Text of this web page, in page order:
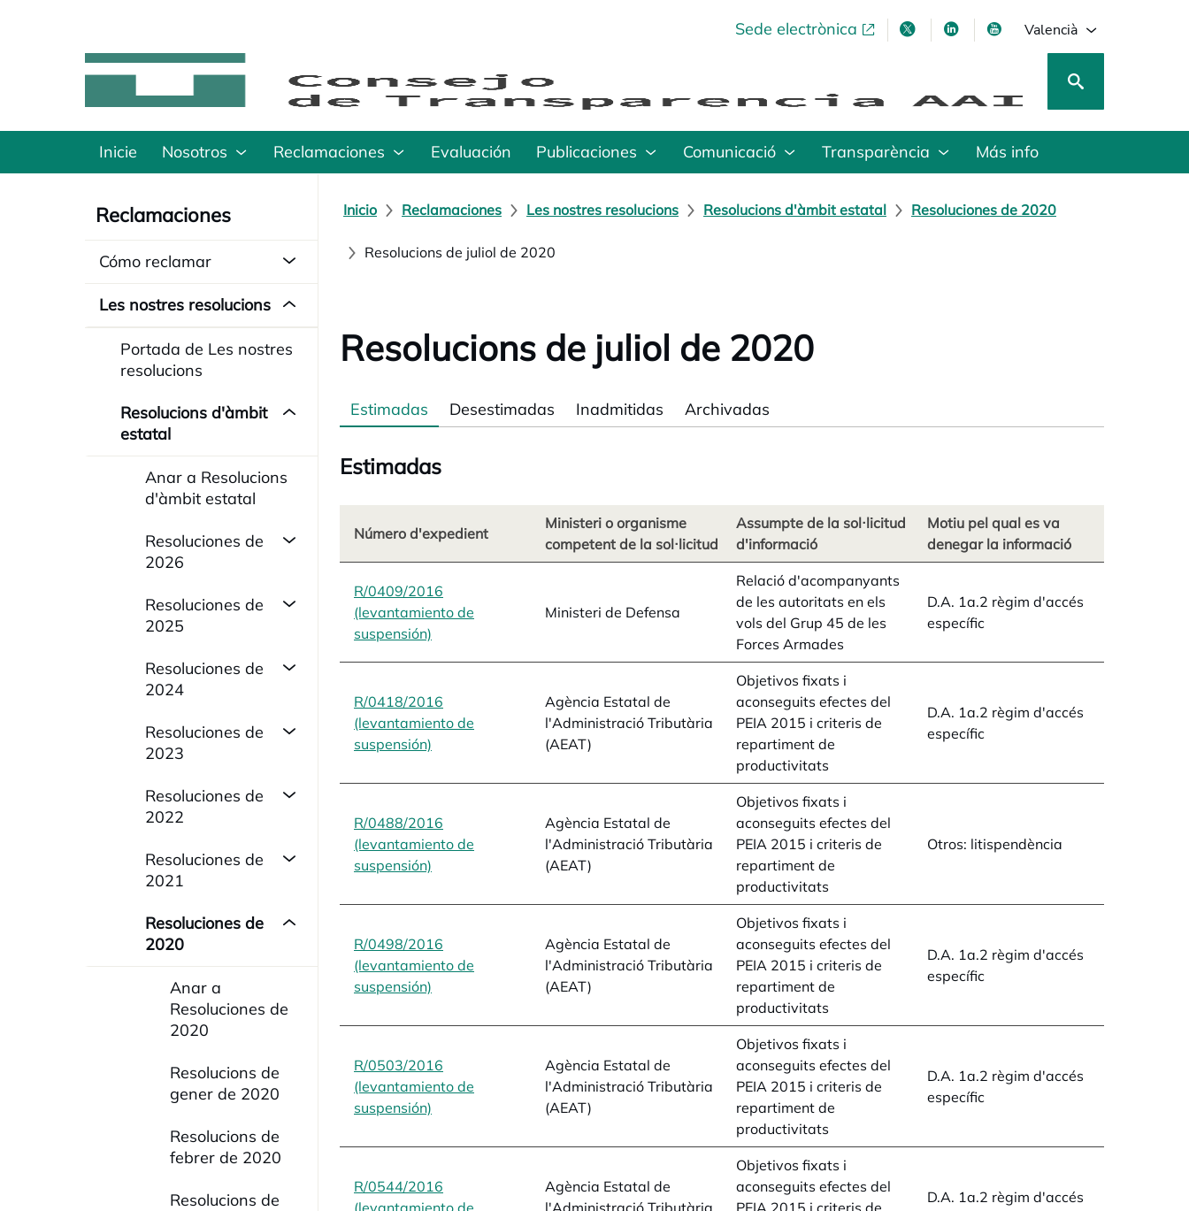
Sede electrònicaopens in a new tabopens in a new tab
opens in a new tab
opens in a new tab
Valencià
Inicie Nosotros Reclamaciones Evaluación Publicaciones Comunicació Transparència Más info
Reclamaciones
Cómo reclamar
Les nostres resolucions
Portada de Les nostres
resolucions
Resolucions d'àmbit
estatal
Anar a Resolucions
d'àmbit estatal
Resoluciones de
2026
Resoluciones de
2025
Resoluciones de
2024
Resoluciones de
2023
Resoluciones de
2022
Resoluciones de
2021
Resoluciones de
2020
Anar a
Resoluciones de
2020
Resolucions de
gener de 2020
Resolucions de
febrer de 2020
Resolucions de
Inicio Reclamaciones Les nostres resolucions Resolucions d'àmbit estatal Resoluciones de 2020
Resolucions de juliol de 2020
Resolucions de juliol de 2020
Estimadas Desestimadas Inadmitidas Archivadas
Estimadas
Número d'expedient
Ministeri o organisme
competent de la sol·licitud
Assumpte de la sol·licitud
d'informació
Motiu pel qual es va
denegar la informació
R/0409/2016
(levantamiento de
suspensión)
Ministeri de Defensa
Relació d'acompanyants
de les autoritats en els
vols del Grup 45 de les
Forces Armades
D.A. 1a.2 règim d'accés
específic
R/0418/2016
(levantamiento de
suspensión) opens in a new tab
Agència Estatal de
l'Administració Tributària
(AEAT)
Objetivos fixats i
aconseguits efectes del
PEIA 2015 i criteris de
repartiment de
productivitats
D.A. 1a.2 règim d'accés
específic
R/0488/2016
(levantamiento de
suspensión) opens in a new tab
Agència Estatal de
l'Administració Tributària
(AEAT)
Objetivos fixats i
aconseguits efectes del
PEIA 2015 i criteris de
repartiment de
productivitats
Otros: litispendència
R/0498/2016
(levantamiento de
suspensión) opens in a new tab
Agència Estatal de
l'Administració Tributària
(AEAT)
Objetivos fixats i
aconseguits efectes del
PEIA 2015 i criteris de
repartiment de
productivitats
D.A. 1a.2 règim d'accés
específic
R/0503/2016
(levantamiento de
suspensión) opens in a new tab
Agència Estatal de
l'Administració Tributària
(AEAT)
Objetivos fixats i
aconseguits efectes del
PEIA 2015 i criteris de
repartiment de
productivitats
D.A. 1a.2 règim d'accés
específic
R/0544/2016
(levantamiento de
Agència Estatal de
l'Administració Tributària
Objetivos fixats i
aconseguits efectes del
PEIA 2015 i criteris de
D.A. 1a.2 règim d'accés